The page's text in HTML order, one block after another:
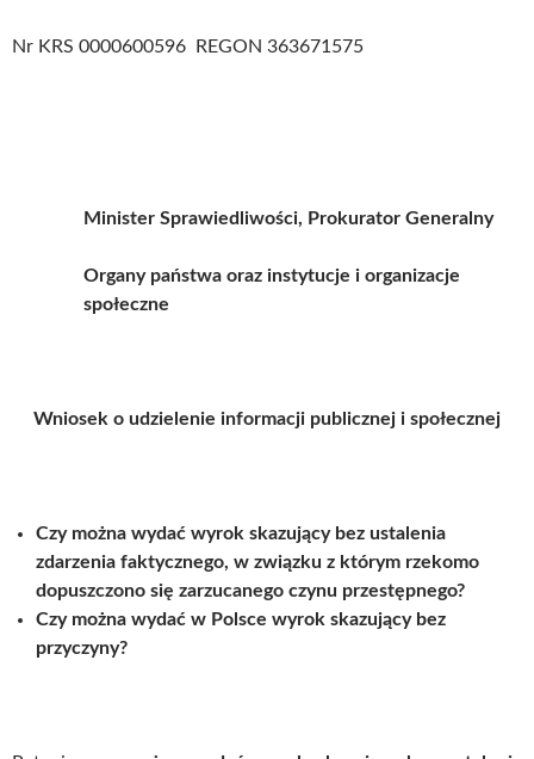
Nr KRS 0000600596 REGON 363671575
Minister Sprawiedliwości, Prokurator Generalny
Organy państwa oraz instytucje i organizacje
społeczne
Wniosek o udzielenie informacji publicznej i społecznej
Czy można wydać wyrok skazujący bez ustalenia
zdarzenia faktycznego, w związku z którym rzekomo
dopuszczono się zarzucanego czynu przestępnego?
Czy można wydać w Polsce wyrok skazujący bez
przyczyny?